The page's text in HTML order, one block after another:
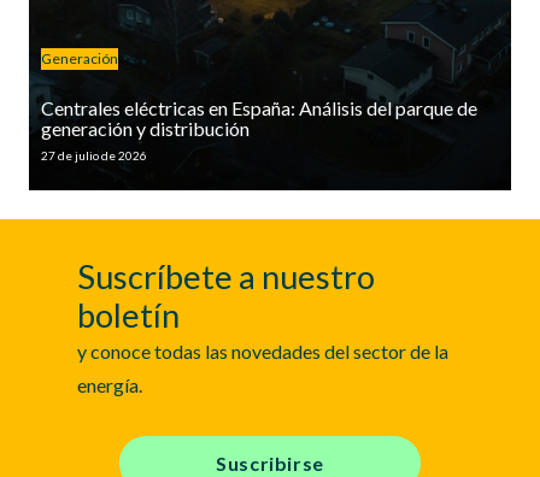
Generación
Centrales eléctricas en España: Análisis del parque de
generación y distribución
27 de julio de 2026
Suscríbete a nuestro
boletín
y conoce todas las novedades del sector de la
energía.
Suscribirse